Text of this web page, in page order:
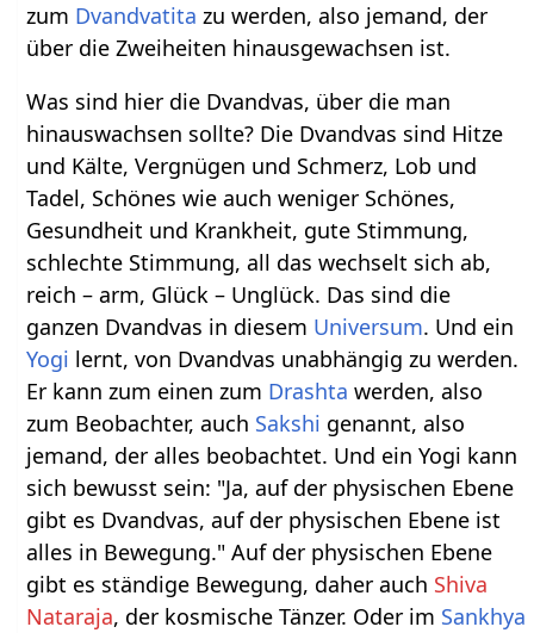
zum Dvandvatita zu werden, also jemand, der
über die Zweiheiten hinausgewachsen ist.
Was sind hier die Dvandvas, über die man
hinauswachsen sollte? Die Dvandvas sind Hitze
und Kälte, Vergnügen und Schmerz, Lob und
Tadel, Schönes wie auch weniger Schönes,
Gesundheit und Krankheit, gute Stimmung,
schlechte Stimmung, all das wechselt sich ab,
reich – arm, Glück – Unglück. Das sind die
ganzen Dvandvas in diesem Universum. Und ein
Yogi lernt, von Dvandvas unabhängig zu werden.
Er kann zum einen zum Drashta werden, also
zum Beobachter, auch Sakshi genannt, also
jemand, der alles beobachtet. Und ein Yogi kann
sich bewusst sein: "Ja, auf der physischen Ebene
gibt es Dvandvas, auf der physischen Ebene ist
alles in Bewegung." Auf der physischen Ebene
gibt es ständige Bewegung, daher auch Shiva
Nataraja, der kosmische Tänzer. Oder im Sankhya